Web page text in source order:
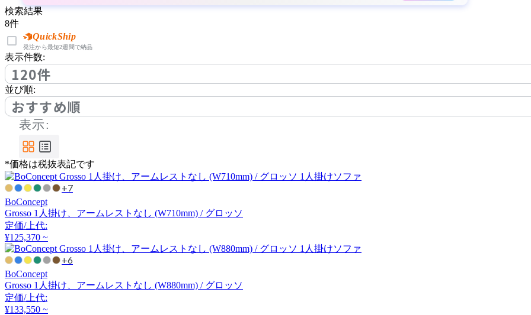
by interiors
バイインテリアズ
Coccole
コッコレ
COLON
コロン
COMPLEX UNIVERSAL
FURNITURE SUPPLY
コンプレックスユニバー
サルファニチャーサプラ
イ
CondeHouse
検索結果
8件
QuickShip
発注から最短2週間で納品
表示件数:
120件
並び順:
おすすめ順
表示:
*価格は税抜表記です
+7
BoConcept
Grosso 1人掛け、アームレストなし (W710mm) / グロッソ
定価/上代:
¥125,370 ~
+6
BoConcept
Grosso 1人掛け、アームレストなし (W880mm) / グロッソ
定価/上代:
¥133,550 ~